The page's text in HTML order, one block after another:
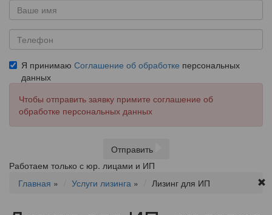
Я принимаю Соглашение об обработке персональных
данных
Чтобы отправить заявку примите соглашение об
обработке персональных данных
Отправить
Работаем только с юр. лицами и ИП
Главная » Услуги лизинга » Лизинг для ИП